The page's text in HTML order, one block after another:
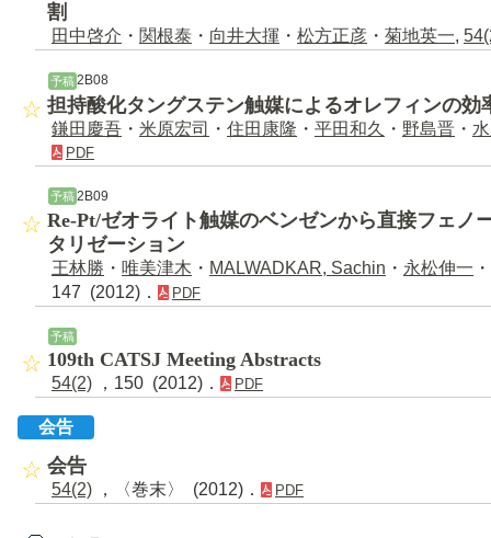
割
田中啓介 ・ 関根泰 ・ 向井大揮 ・ 松方正彦 ・ 菊地英一,
予稿 2B08
担持酸化タングステン触媒によるオレフィンの効
鎌田慶吾 ・ 米原宏司 ・ 住田康隆 ・ 平田和久 ・ 野島晋 ・
PDF
予稿 2B09
Re-Pt/ゼオライト触媒のベンゼンから直接フェノ
タリゼーション
王林勝 ・ 唯美津木 ・ MALWADKAR, Sachin ・ 永松伸一 ・
147 (2012)．
PDF
予稿
109th CATSJ Meeting Abstracts
54(2) ，150 (2012)． PDF
会告
会告
54(2) ，〈巻末〉 (2012)． PDF